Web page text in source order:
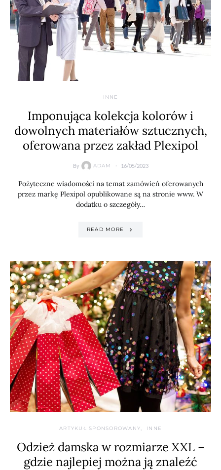
INNE
Imponująca kolekcja kolorów i
dowolnych materiałów sztucznych,
oferowana przez zakład Plexipol
By ADAM 16/05/2023
Pożyteczne wiadomości na temat zamówień oferowanych
przez markę Plexipol opublikowane są na stronie www. W
dodatku o szczegóły…
READ MORE
ARTYKUŁ SPONSOROWANY INNE
Odzież damska w rozmiarze XXL –
gdzie najlepiej można ją znaleźć